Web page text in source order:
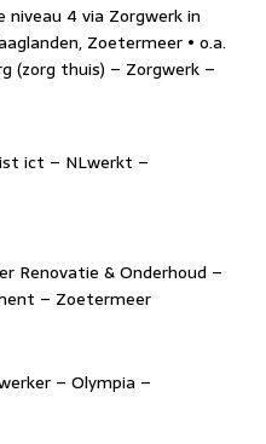
niveau 4 via Zorgwerk in
Zoetermeer • o.a.
(zorg thuis) – Zorgwerk –
ict – NLwerkt –
Renovatie & Onderhoud –
– Zoetermeer
– Olympia –